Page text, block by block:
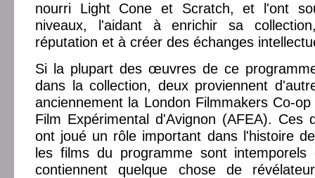
nourri Light Cone et Scratch, et l'ont
niveaux, l'aidant à enrichir sa
réputation et à créer des échanges
Si la plupart des œuvres de ce
dans la collection, deux proviennent
anciennement la London Filmmakers Co-
Film Expérimental d'Avignon (AFEA). Ces
ont joué un rôle important dans l'histoire
les films du programme sont
contiennent quelque chose de